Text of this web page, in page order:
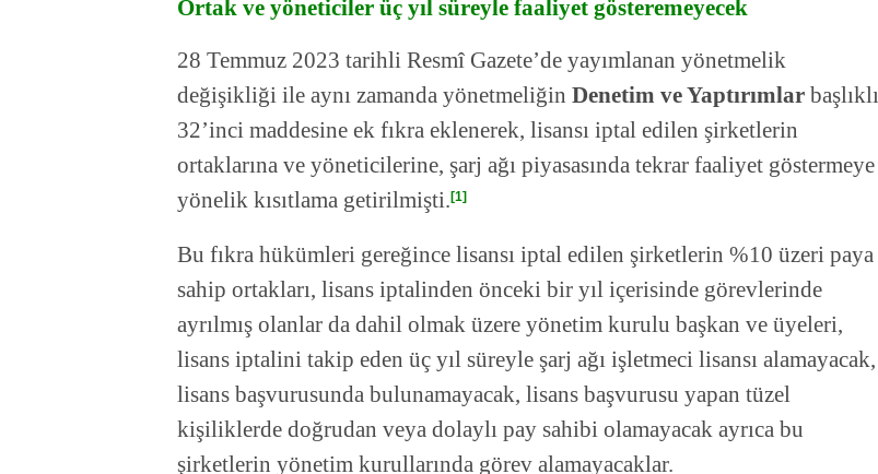
Ortak ve yöneticiler üç yıl süreyle faaliyet gösteremeyecek
28 Temmuz 2023 tarihli Resmî Gazete’de yayımlanan yönetmelik
değişikliği ile aynı zamanda yönetmeliğin Denetim ve Yaptırımlar başlıklı
32’inci maddesine ek fıkra eklenerek, lisansı iptal edilen şirketlerin
ortaklarına ve yöneticilerine, şarj ağı piyasasında tekrar faaliyet göstermeye
yönelik kısıtlama getirilmişti.[1]
Bu fıkra hükümleri gereğince lisansı iptal edilen şirketlerin %10 üzeri paya
sahip ortakları, lisans iptalinden önceki bir yıl içerisinde görevlerinde
ayrılmış olanlar da dahil olmak üzere yönetim kurulu başkan ve üyeleri,
lisans iptalini takip eden üç yıl süreyle şarj ağı işletmeci lisansı alamayacak,
lisans başvurusunda bulunamayacak, lisans başvurusu yapan tüzel
kişiliklerde doğrudan veya dolaylı pay sahibi olamayacak ayrıca bu
şirketlerin yönetim kurullarında görev alamayacaklar.